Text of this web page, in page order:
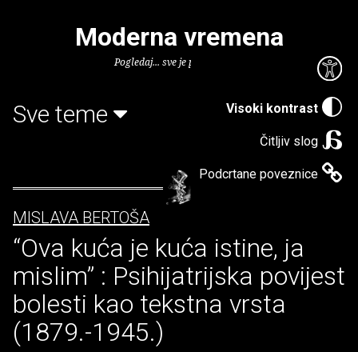
Visoki kontrast
Čitljiv slog
Podcrtane poveznice
Moderna vremena
Pogledaj... sve je puno knjiga.
Sve teme
MISLAVA BERTOŠA
“Ova kuća je kuća istine, ja
mislim” : Psihijatrijska povijest
bolesti kao tekstna vrsta
(1879.-1945.)